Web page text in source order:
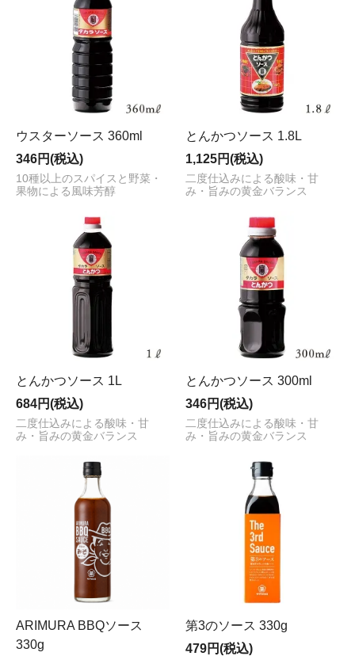
ウスターソース 360ml
346円(税込)
10種以上のスパイスと野菜・
果物による風味芳醇
とんかつソース 1.8L
1,125円(税込)
二度仕込みによる酸味・甘
み・旨みの黄金バランス
とんかつソース 1L
684円(税込)
二度仕込みによる酸味・甘
み・旨みの黄金バランス
とんかつソース 300ml
346円(税込)
二度仕込みによる酸味・甘
み・旨みの黄金バランス
ARIMURA BBQソース
330g
第3のソース 330g
479円(税込)